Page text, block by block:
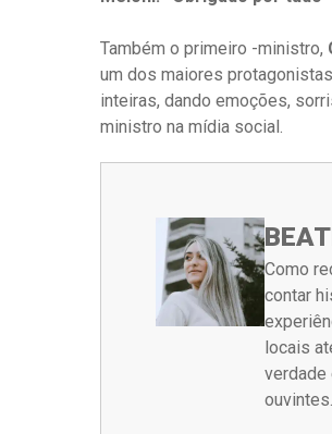
Também o primeiro -ministro,
um dos maiores
inteiras, dando emoções,
ministro na mídia social.
Como
contar
locais
verdade
ouvintes.